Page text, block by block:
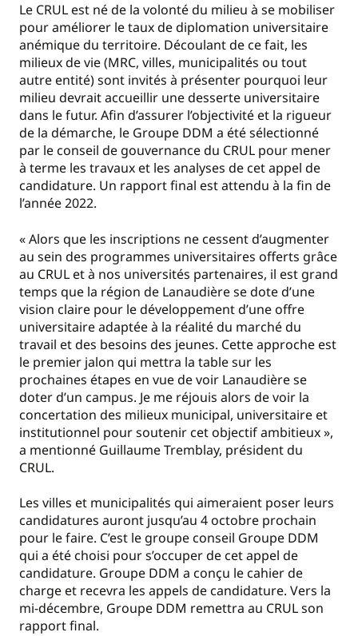
Le CRUL est né de la volonté du milieu à se mobiliser
pour améliorer le taux de diplomation universitaire
anémique du territoire. Découlant de ce fait, les
milieux de vie (MRC, villes, municipalités ou tout
autre entité) sont invités à présenter pourquoi leur
milieu devrait accueillir une desserte universitaire
dans le futur. Afin d’assurer l’objectivité et la rigueur
de la démarche, le Groupe DDM a été sélectionné
par le conseil de gouvernance du CRUL pour mener
à terme les travaux et les analyses de cet appel de
candidature. Un rapport final est attendu à la fin de
l’année 2022.
« Alors que les inscriptions ne cessent d’augmenter
au sein des programmes universitaires offerts grâce
au CRUL et à nos universités partenaires, il est grand
temps que la région de Lanaudière se dote d’une
vision claire pour le développement d’une offre
universitaire adaptée à la réalité du marché du
travail et des besoins des jeunes. Cette approche est
le premier jalon qui mettra la table sur les
prochaines étapes en vue de voir Lanaudière se
doter d’un campus. Je me réjouis alors de voir la
concertation des milieux municipal, universitaire et
institutionnel pour soutenir cet objectif ambitieux »,
a mentionné Guillaume Tremblay, président du
CRUL.
Les villes et municipalités qui aimeraient poser leurs
candidatures auront jusqu’au 4 octobre prochain
pour le faire. C’est le groupe conseil Groupe DDM
qui a été choisi pour s’occuper de cet appel de
candidature. Groupe DDM a conçu le cahier de
charge et recevra les appels de candidature. Vers la
mi-décembre, Groupe DDM remettra au CRUL son
rapport final.